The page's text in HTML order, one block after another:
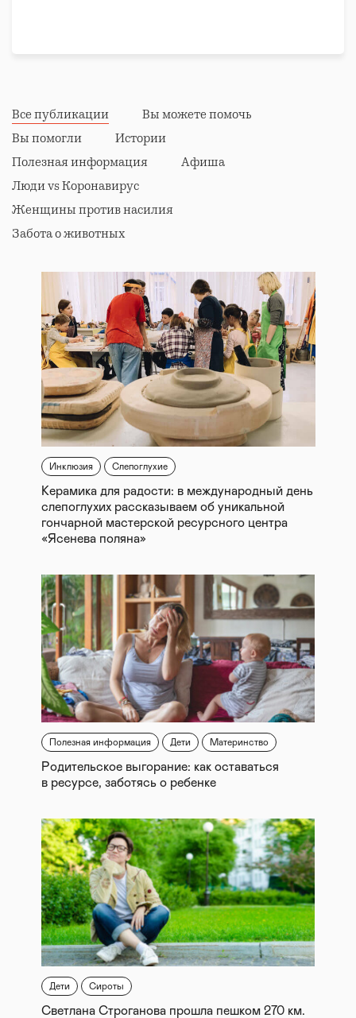
Все публикации
Вы можете помочь
Вы помогли
Истории
Полезная информация
Афиша
Люди vs Коронавирус
Женщины против насилия
Забота о животных
Инклюзия Слепоглухие
Керамика для радости: в международный день
слепоглухих рассказываем об уникальной
гончарной мастерской ресурсного центра
«Ясенева поляна»
Полезная информация Дети Материнство
Родительское выгорание: как оставаться
в ресурсе, заботясь о ребенке
Дети Сироты
Светлана Строганова прошла пешком 270 км.